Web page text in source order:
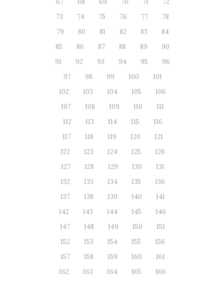
67
68 69 70 71
72
73
74 75 76 77
78
79
80 81 82 83
84
85
86 87 88 89
90
91
92 93 94 95
96
97
98 99 100
101
102
103 104 105
106
107
108 109 110
111
112
113 114 115
116
117
118 119 120
121
122
123 124 125
126
127
128 129 130
131
132
133 134 135
136
137
138 139 140
141
142
143 144 145
146
147
148 149 150
151
152
153 154 155
156
157
158 159 160
161
162
163 164 165
166